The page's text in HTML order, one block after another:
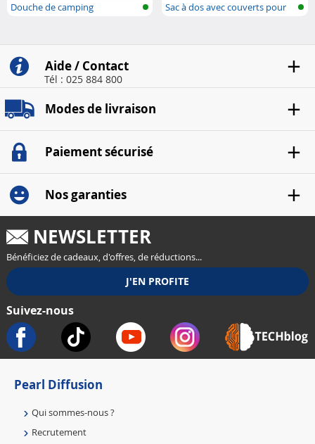
Douche de camping
Sac à dos avec couverts pour
Aide / Contact
Tél : 025 884 800
Modes de livraison
Paiement sécurisé
Nos garanties
NEWSLETTER
Bénéficiez de cadeaux, d'offres, de réductions...
Suivez-nous
Pearl Diffusion
Qui sommes-nous ?
Recrutement